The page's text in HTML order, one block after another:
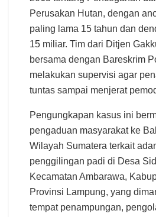
Perusakan Hutan, dengan
paling lama 15 tahun dan
15 miliar. Tim dari Ditjen
bersama dengan Bareskrim
melakukan supervisi agar
tuntas sampai menjerat
Pengungkapan kasus ini
pengaduan masyarakat ke
Wilayah Sumatera terkait
penggilingan padi di Desa
Kecamatan Ambarawa,
Provinsi Lampung, yang
tempat penampungan,